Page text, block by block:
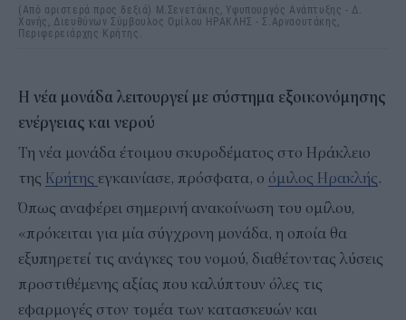
(Από αριστερά προς δεξιά) Μ.Σενετάκης, Υφυπουργός Ανάπτυξης - Δ.
Χανής, Διευθύνων Σύμβουλος Ομίλου ΗΡΑΚΛΗΣ - Σ.Αρναουτάκης,
Περιφερειάρχης Κρήτης.
Η νέα μονάδα λειτουργεί με σύστημα εξοικονόμησης
ενέργειας και νερού
Τη νέα μονάδα έτοιμου σκυροδέματος στο Ηράκλειο
της Κρήτης εγκαινίασε, πρόσφατα, ο όμιλος Ηρακλής.
Όπως αναφέρει σημερινή ανακοίνωση του ομίλου,
«πρόκειται για μία σύγχρονη μονάδα, η οποία θα
εξυπηρετεί τις ανάγκες του νομού, διαθέτοντας λύσεις
προστιθέμενης αξίας που καλύπτουν όλες τις
εφαρμογές στον τομέα των κατασκευών και